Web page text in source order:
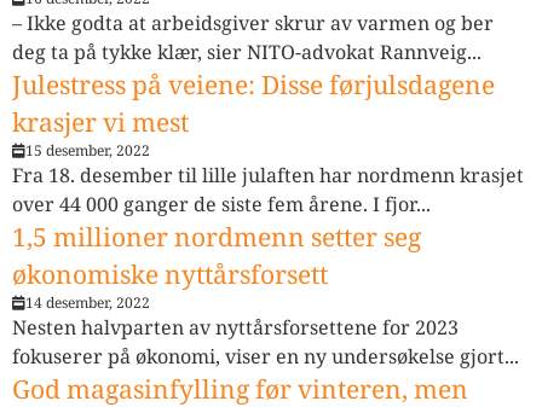
– Ikke godta at arbeidsgiver skrur av varmen og ber
deg ta på tykke klær, sier NITO-advokat Rannveig...
Julestress på veiene: Disse førjulsdagene
krasjer vi mest
15 desember, 2022
Fra 18. desember til lille julaften har nordmenn krasjet
over 44 000 ganger de siste fem årene. I fjor...
1,5 millioner nordmenn setter seg
økonomiske nyttårsforsett
14 desember, 2022
Nesten halvparten av nyttårsforsettene for 2023
fokuserer på økonomi, viser en ny undersøkelse gjort...
God magasinfylling før vinteren, men